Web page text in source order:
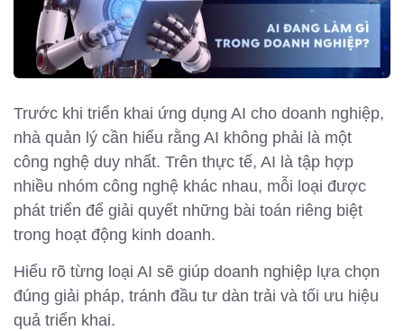
Trước khi triển khai ứng dụng AI cho doanh nghiệp,
nhà quản lý cần hiểu rằng AI không phải là một
công nghệ duy nhất. Trên thực tế, AI là tập hợp
nhiều nhóm công nghệ khác nhau, mỗi loại được
phát triển để giải quyết những bài toán riêng biệt
trong hoạt động kinh doanh.
Hiểu rõ từng loại AI sẽ giúp doanh nghiệp lựa chọn
đúng giải pháp, tránh đầu tư dàn trải và tối ưu hiệu
quả triển khai.